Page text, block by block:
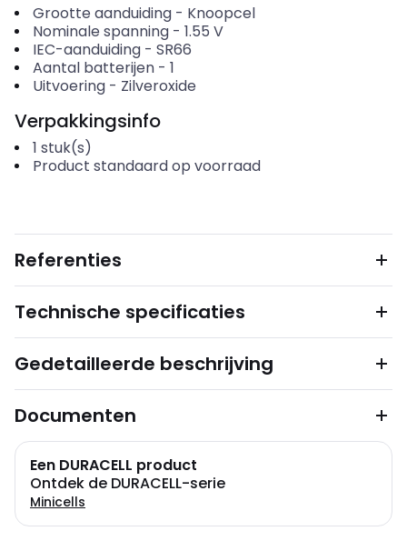
Grootte aanduiding- Knoopcel
Nominale spanning- 1.55 V
IEC-aanduiding- SR66
Aantal batterijen- 1
Uitvoering- Zilveroxide
Verpakkingsinfo
1 stuk(s)
Product standaard op voorraad
Referenties
Technische specificaties
Gedetailleerde beschrijving
Documenten
Een DURACELL product
Ontdek de DURACELL-serie
Minicells